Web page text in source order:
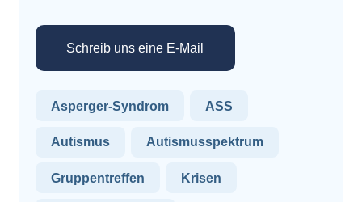
Schreib uns eine E-Mail
Asperger-Syndrom ASS
Autismus Autismusspektrum
Gruppentreffen Krisen